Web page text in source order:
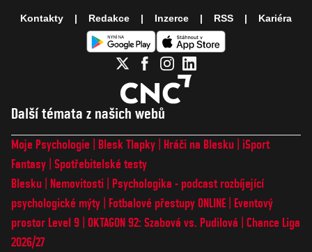
Další témata z našich webů
Moje Psychologie Blesk Tlapky Hráči na Blesku
iSport
Fantasy Spotřebitelské testy
Blesku
Nemovitosti
Psychologika - podcast rozbíjející
psychologické mýty
Fotbalové přestupy ONLINE
Eventový
prostor Level 9 OKTAGON 92: Szabová vs. Pudilová
Chance Liga
2026/27
Kontakty Redakce Inzerce RSS Kariéra